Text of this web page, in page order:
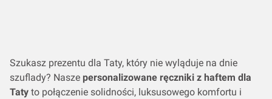
Szukasz prezentu dla Taty, który nie wyląduje na dnie
szuflady? Nasze personalizowane ręczniki z haftem dla
Taty to połączenie solidności, luksusowego komfortu i